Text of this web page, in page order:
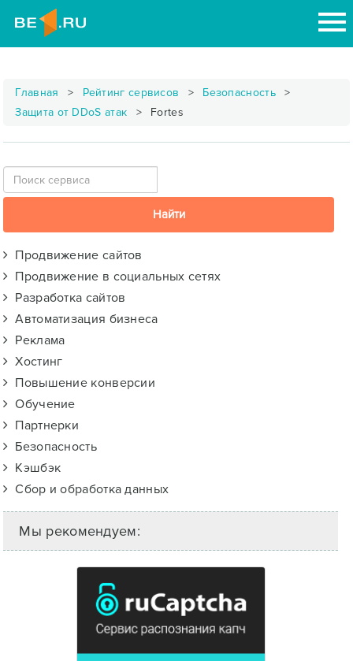
Главная Рейтинг сервисов
Безопасность
Защита от DDoS атак
Fortes
Продвижение сайтов
Продвижение в социальных сетях
Разработка сайтов
Автоматизация бизнеса
Реклама
Хостинг
Повышение конверсии
Обучение
Партнерки
Безопасность
Кэшбэк
Сбор и обработка данных
Мы рекомендуем: